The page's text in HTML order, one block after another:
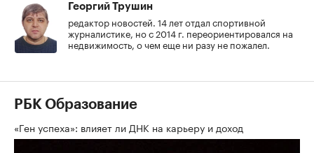
Георгий Трушин
редактор новостей. 14 лет отдал спортивной
журналистике, но с 2014 г. переориентировался на
недвижимость, о чем еще ни разу не пожалел.
РБК Образование
«Ген успеха»: влияет ли ДНК на карьеру и доход